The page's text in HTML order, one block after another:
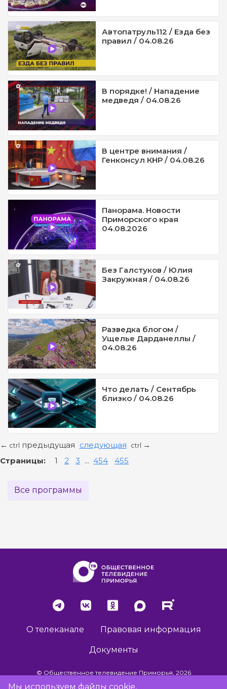
Автопатруль112 / Езда без
правил / 04.08.26
В порядке! / Нападение
медведя / 04.08.26
В центре внимания /
Генконсул КНР / 04.08.26
Панорама. Новости
Приморского края
04.08.2026
Без Галстуков / Юлия
Закружная / 04.08.26
Разведка блогом /
Ущелье Дарданеллы /
04.08.26
Что делать / Сентябрь
близко / 04.08.26
← ctrl предыдущая следующая ctrl →
Страницы: 1 2 3 ... 454 455
Все программы
О телеканале Правовая информация
Документы
© Общественное телевидение Приморья, 2026
Мы используем файлы cookie,